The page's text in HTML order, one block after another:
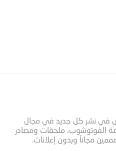
في نشر كل جديد في مجال
الفوتوشوب، ملحقات ومصادر
مجاناً وبدون إعلانات.